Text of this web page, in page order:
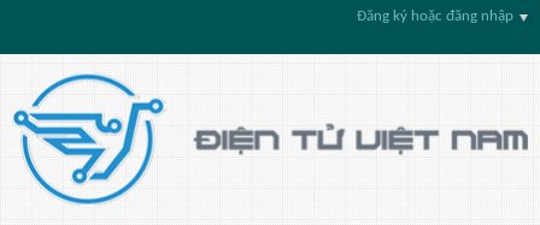
Đăng ký hoặc đăng nhập